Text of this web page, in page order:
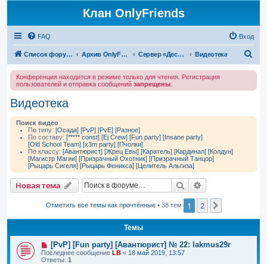
Клан OnlyFriends
FAQ Вход
Список форумов Архив OnlyFriends Сервер «Десперион» Видеотека
Конференция находится в режиме только для чтения. Регистрация
пользователей и отправка сообщений запрещены
Видеотека
Поиск видео
По типу: [Осада] [PvP] [PvE] [Разное]
По составу: [***** const] [Ej Crew] [Fun party] [Insane party]
[Old School Team] [x3m party] [Пчолки]
По классу: [Авантюрист] [Жрец Евы] [Каратель] [Кардинал] [Колдун]
[Магистр Магии] [Призрачный Охотник] [Призрачный Танцор]
[Рыцарь Сигеля] [Рыцарь Феникса] [Целитель Альгиза]
Новая тема Поиск
Отметить все темы как прочтённые• 38 тем 1 2
Темы
[PvP] [Fun party] [Авантюрист] № 22: lakmus29r
Последнее сообщение LB « 18 май 2019, 13:57
Ответы: 1